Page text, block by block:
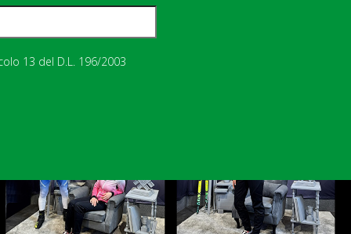
13 del D.L. 196/2003